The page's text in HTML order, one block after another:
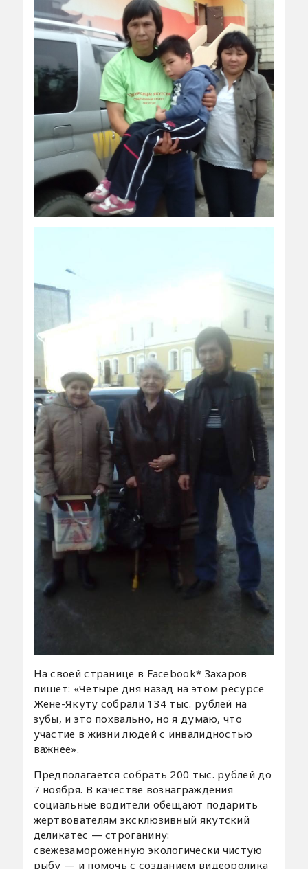
На своей странице в Facebook* Захаров
пишет: «Четыре дня назад на этом ресурсе
Жене-Якуту собрали 134 тыс. рублей на
зубы, и это похвально, но я думаю, что
участие в жизни людей с инвалидностью
важнее».
Предполагается собрать 200 тыс. рублей до
7 ноября. В качестве вознаграждения
социальные водители обещают подарить
жертвователям эксклюзивный якутский
деликатес — строганину:
свежезамороженную экологически чистую
рыбу — и помочь с созданием видеоролика